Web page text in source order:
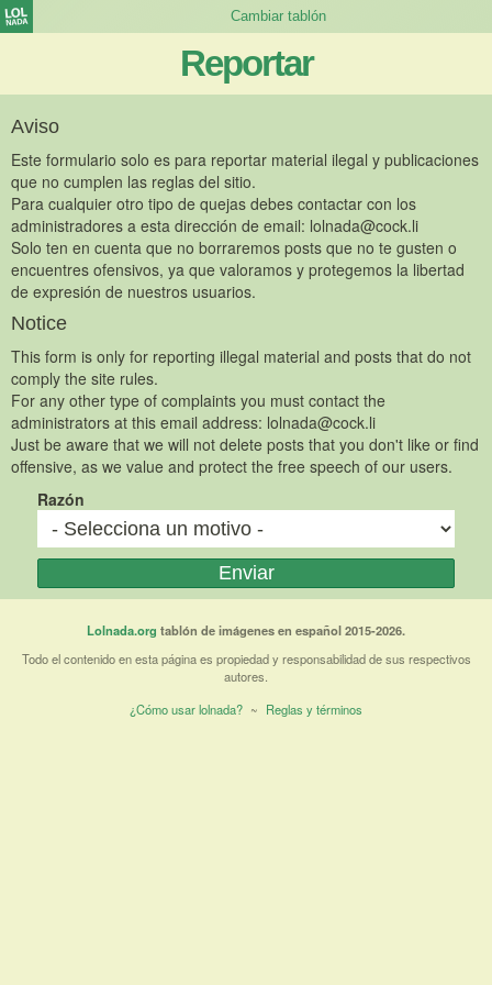
Reportar
Aviso
Este formulario solo es para reportar material ilegal y publicaciones
que no cumplen las reglas del sitio.
Para cualquier otro tipo de quejas debes contactar con los
administradores a esta dirección de email: lolnada@cock.li
Solo ten en cuenta que no borraremos posts que no te gusten o
encuentres ofensivos, ya que valoramos y protegemos la libertad
de expresión de nuestros usuarios.
Notice
This form is only for reporting illegal material and posts that do not
comply the site rules.
For any other type of complaints you must contact the
administrators at this email address: lolnada@cock.li
Just be aware that we will not delete posts that you don't like or find
offensive, as we value and protect the free speech of our users.
Razón
Lolnada.org tablón de imágenes en español 2015-2026.
Todo el contenido en esta página es propiedad y responsabilidad de sus respectivos
autores.
¿Cómo usar lolnada? ~ Reglas y términos